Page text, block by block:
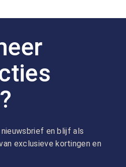
en blijf als
exclusieve kortingen en